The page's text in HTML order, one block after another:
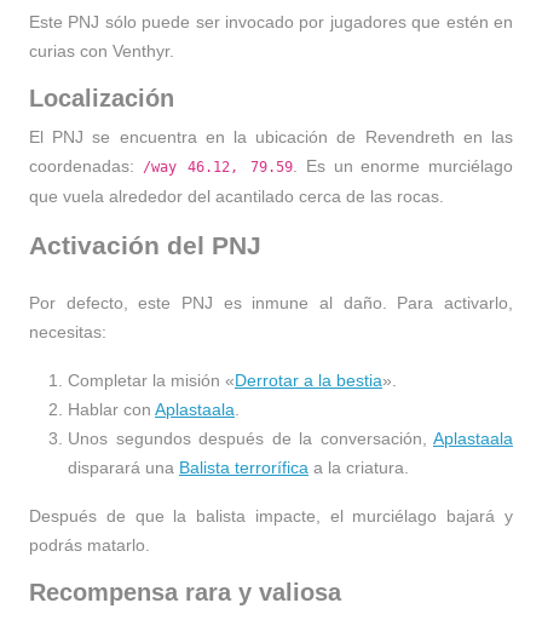
Este PNJ sólo puede ser invocado por jugadores que estén en
curias con Venthyr.
Localización
El PNJ se encuentra en la ubicación de Revendreth en las
coordenadas:
/way 46.12, 79.59. Es un enorme murciélago
que vuela alrededor del acantilado cerca de las rocas.
Activación del PNJ
Por defecto, este PNJ es inmune al daño. Para activarlo,
necesitas:
Completar la misión «Derrotar a la bestia».
Hablar con Aplastaala.
Unos segundos después de la conversación, Aplastaala
disparará una Balista terrorífica a la criatura.
Después de que la balista impacte, el murciélago bajará y
podrás matarlo.
Recompensa rara y valiosa